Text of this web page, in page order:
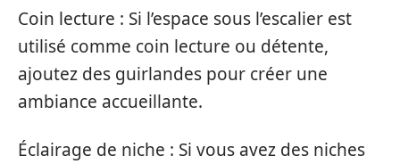
Coin lecture : Si l’espace sous l’escalier est
utilisé comme coin lecture ou détente,
ajoutez des guirlandes pour créer une
ambiance accueillante.
Éclairage de niche : Si vous avez des niches